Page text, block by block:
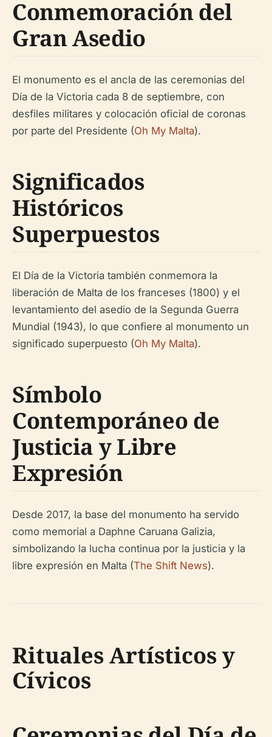
Conmemoración del
Gran Asedio
El monumento es el ancla de las ceremonias del
Día de la Victoria cada 8 de septiembre, con
desfiles militares y colocación oficial de coronas
por parte del Presidente (Oh My Malta).
Significados
Históricos
Superpuestos
El Día de la Victoria también conmemora la
liberación de Malta de los franceses (1800) y el
levantamiento del asedio de la Segunda Guerra
Mundial (1943), lo que confiere al monumento un
significado superpuesto (Oh My Malta).
Símbolo
Contemporáneo de
Justicia y Libre
Expresión
Desde 2017, la base del monumento ha servido
como memorial a Daphne Caruana Galizia,
simbolizando la lucha continua por la justicia y la
libre expresión en Malta (The Shift News).
Rituales Artísticos y
Cívicos